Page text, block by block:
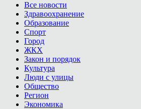
Все новости
Здравоохранение
Образование
Спорт
Город
ЖКХ
Закон и порядок
Культура
Люди с улицы
Общество
Регион
Экономика